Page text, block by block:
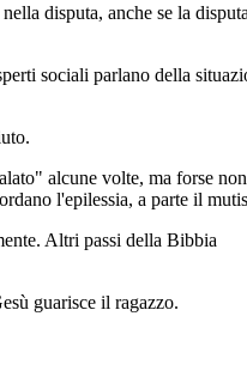
disputa, anche se la disputa
sociali parlano della
alcune volte, ma forse
l'epilessia, a parte il
Altri passi della Bibbia
guarisce il ragazzo.